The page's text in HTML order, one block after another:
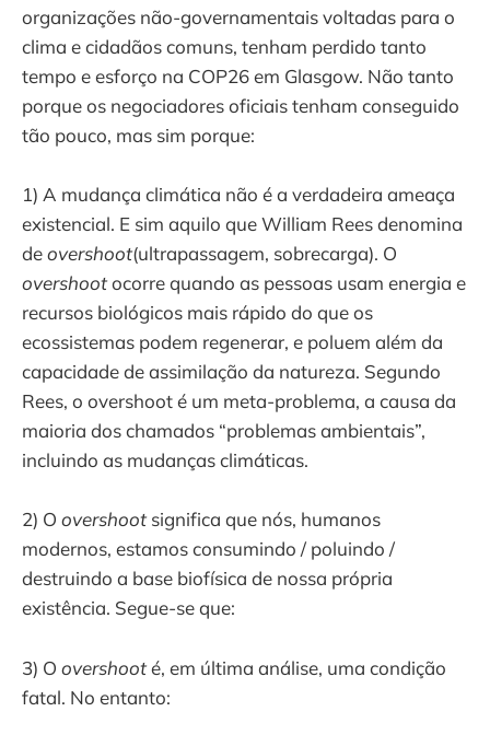
organizações não-governamentais voltadas para o
clima e cidadãos comuns, tenham perdido tanto
tempo e esforço na COP26 em Glasgow. Não tanto
porque os negociadores oficiais tenham conseguido
tão pouco, mas sim porque:
1) A mudança climática não é a verdadeira ameaça
existencial. E sim aquilo que William Rees denomina
deovershoot(ultrapassagem, sobrecarga). O
overshootocorre quando as pessoas usam energia e
recursos biológicos mais rápido do que os
ecossistemas podem regenerar, e poluem além da
capacidade de assimilação da natureza. Segundo
Rees, o overshoot é um meta-problema, a causa da
maioria dos chamados “problemas ambientais”,
incluindo as mudanças climáticas.
2) O overshootsignifica que nós, humanos
modernos, estamos consumindo / poluindo /
destruindo a base biofísica de nossa própria
existência. Segue-se que:
3) O overshooté, em última análise, uma condição
fatal. No entanto: